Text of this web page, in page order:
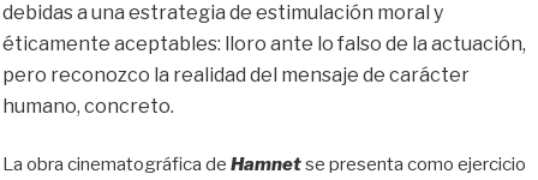
debidas a una estrategia de estimulación moral y
éticamente aceptables: lloro ante lo falso de la actuación,
pero reconozco la realidad del mensaje de carácter
humano, concreto.
La obra cinematográfica de Hamnetse presenta como ejercicio